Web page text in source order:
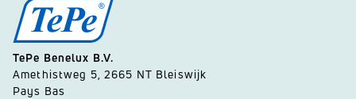
TePe Benelux B.V.
Amethistweg 5, 2665 NT Bleiswijk
Pays Bas